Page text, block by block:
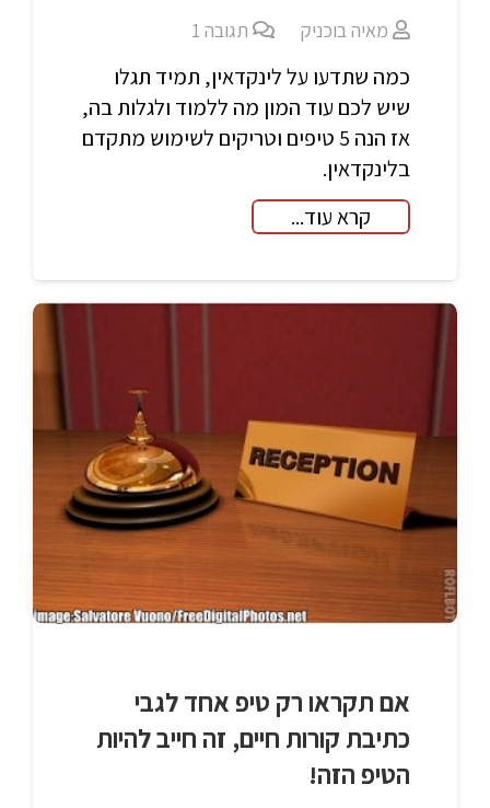
מאיה בוכניק תגובה1
כמה שתדעו על לינקדאין, תמיד תגלו
שיש לכם עוד המון מה ללמוד ולגלות בה,
אז הנה 5 טיפים וטריקים לשימוש מתקדם
בלינקדאין.
קרא עוד...
אם תקראו רק טיפ אחד לגבי
כתיבת קורות חיים, זה חייב להיות
הטיפ הזה!